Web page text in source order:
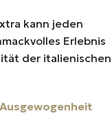
kann jeden
Erlebnis
der italienischen